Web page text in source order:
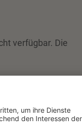
verfügbar. Die
am Standort Görlitz
alle Dienste sind